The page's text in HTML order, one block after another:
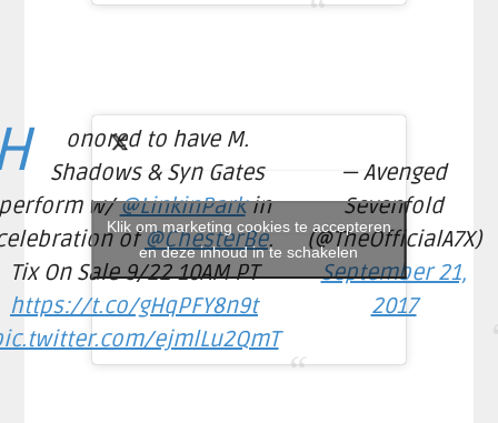
onored to have M.
Shadows & Syn Gates
w/@LinkinParkin
of@ChesterBe.
Tix On Sale 9/22 10AM PT
https://t.co/gHqPFY8n9t
ejmlLu2QmT
— Avenged
Sevenfold
(@TheOfficialA7X)
September 21,
2017
Klik om marketing cookies te accepteren
en deze inhoud in te schakelen